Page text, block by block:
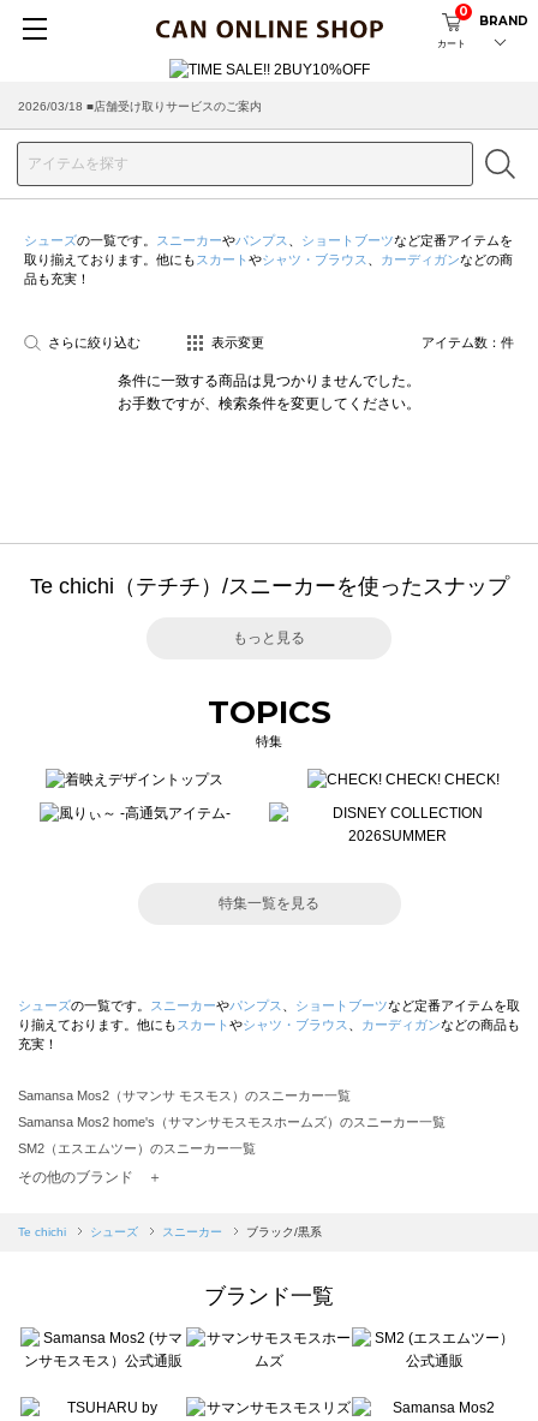
カート
0
BRAND
2026/03/18 ■店舗受け取りサービスのご案内
シューズの一覧です。 スニーカーやパンプス ショートブーツなど定番アイテムを
取り揃えております。他にも スカート やシャツ・ブラウス カーディガンなどの商
品も充実！
さらに絞り込む 表示変更 アイテム数： 件
条件に一致する商品は見つかりませんでした。
お手数ですが、検索条件を変更してください。
Te chichi（テチチ）/スニーカーを使ったスナップ
もっと見る
TOPICS
特集
特集一覧を見る
シューズの一覧です。 スニーカーやパンプス ショートブーツなど定番アイテムを取
り揃えております。他にも スカート やシャツ・ブラウス カーディガンなどの商品も
充実！
Samansa Mos2（サマンサ モスモス）のスニーカー一覧
Samansa Mos2 home's（サマンサモスモスホームズ）のスニーカー一覧
SM2（エスエムツー）のスニーカー一覧
TSUHARU by Samansa Mos2（ツハルバイサマンサモスモス）のスニーカー一覧
Samansa Mos2 blue（サマンサモスモス ブルー）のスニーカー一覧
sō4ū（ソウフォーユー）のスニーカー一覧
Te chichi（テチチ）のスニーカー一覧
Te chichi CLASSIC（テチチ クラシック）のスニーカー一覧
Lugnoncure（ルノンキュール）のスニーカー一覧
その他のブランド ＋
Te chichi シューズ スニーカー ブラック/黒系
ブランド一覧